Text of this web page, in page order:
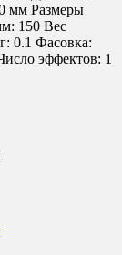
мм Размеры
150 Вес
0.1 Фасовка:
эффектов: 1